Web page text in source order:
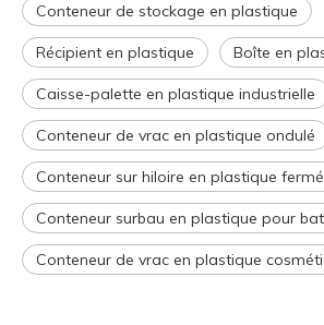
Conteneur de stockage en plastique
Récipient en plastique Boîte en
Caisse-palette en plastique industrielle
Conteneur de vrac en plastique ondulé
Conteneur sur hiloire en plastique fermé
Conteneur surbau en plastique pour
Conteneur de vrac en plastique